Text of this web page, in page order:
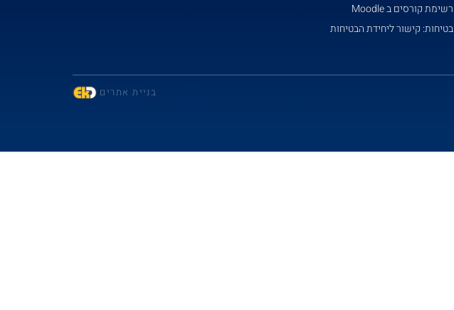
רשימת קורסים ב Moodle
בטיחות: קישור ליחידת הבטיחות
בניית אתרים